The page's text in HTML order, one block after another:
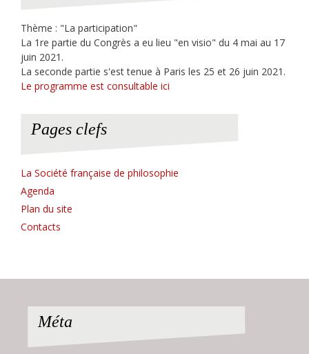
Thème : "La participation"
La 1re partie du Congrès a eu lieu "en visio" du 4 mai au 17
juin 2021.
La seconde partie s'est tenue à Paris les 25 et 26 juin 2021.
Le programme est consultable ici
Pages clefs
La Société française de philosophie
Agenda
Plan du site
Contacts
Méta